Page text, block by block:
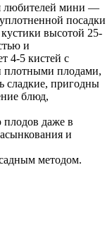
любителей мини —
посадки
высотой 25-
и
4-5 кистей с
плотными плодами,
сладкие, пригодны
блюд,
плодов даже в
и
методом.